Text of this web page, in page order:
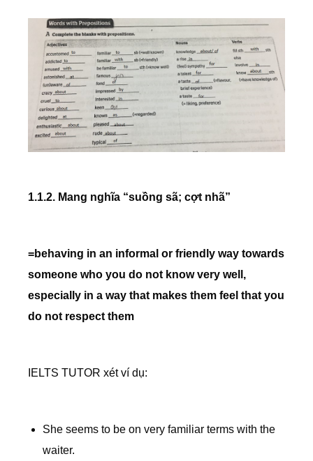
1.1.2. Mang nghĩa “suồng sã; cợt nhã”
=behaving in an informal or friendly way towards
someone who you do not know very well,
especially in a way that makes them feel that you
do not respect them
IELTS TUTOR xét ví dụ:
She seems to be on very familiar terms with the
waiter.